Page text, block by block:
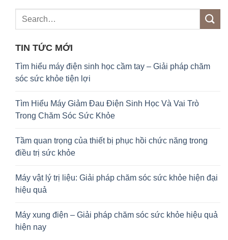
TIN TỨC MỚI
Tìm hiểu máy điện sinh học cầm tay – Giải pháp chăm
sóc sức khỏe tiện lợi
Tìm Hiểu Máy Giảm Đau Điện Sinh Học Và Vai Trò
Trong Chăm Sóc Sức Khỏe
Tầm quan trọng của thiết bị phục hồi chức năng trong
điều trị sức khỏe
Máy vật lý trị liệu: Giải pháp chăm sóc sức khỏe hiện đại
hiệu quả
Máy xung điện – Giải pháp chăm sóc sức khỏe hiệu quả
hiện nay